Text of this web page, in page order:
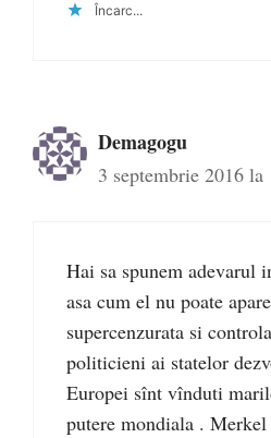
Încarc...
Demagogu
3 septembrie 2016
Hai sa spunem adevarul
asa cum el nu poate
supercenzurata si
politicieni ai statelor
Europei sînt vînduti
putere mondiala .